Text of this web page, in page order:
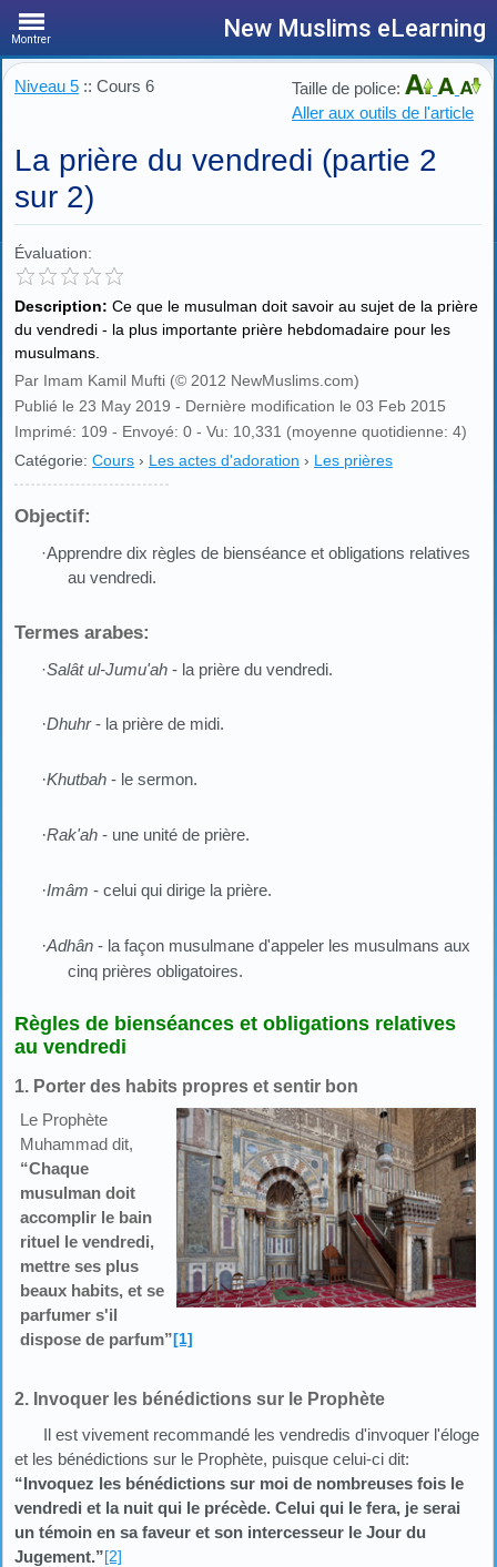
Montrer New Muslims eLearning
Niveau 5 :: Cours 6
Taille de police:
Aller aux outils de l'article
La prière du vendredi (partie 2
sur 2)
Évaluation:
Description: Ce que le musulman doit savoir au sujet de la prière
du vendredi - la plus importante prière hebdomadaire pour les
musulmans.
Par Imam Kamil Mufti (© 2012 NewMuslims.com)
Publié le 23 May 2019 - Dernière modification le 03 Feb 2015
Imprimé: 109 - Envoyé: 0 - Vu: 10,331 (moyenne quotidienne: 4)
Catégorie: Cours › Les actes d'adoration › Les prières
Objectif:
·Apprendre dix règles de bienséance et obligations relatives
au vendredi.
Termes arabes:
·Salât ul-Jumu'ah - la prière du vendredi.
·Dhuhr- la prière de midi.
·Khutbah - le sermon.
·Rak'ah - une unité de prière.
·Imâm - celui qui dirige la prière.
·Adhân - la façon musulmane d'appeler les musulmans aux
cinq prières obligatoires.
Règles de bienséances et obligations relatives
au vendredi
1. Porter des habits propres et sentir bon
Le Prophète
Muhammad dit,
“Chaque
musulman doit
accomplir le bain
rituel le vendredi,
mettre ses plus
beaux habits, et se
parfumer s'il
dispose de parfum”[1]
2. Invoquer les bénédictions sur le Prophète
Il est vivement recommandé les vendredis d'invoquer l'éloge
et les bénédictions sur le Prophète, puisque celui-ci dit:
“Invoquez les bénédictions sur moi de nombreuses fois le
vendredi et la nuit qui le précède. Celui qui le fera, je serai
un témoin en sa faveur et son intercesseur le Jour du
Jugement.”[2]